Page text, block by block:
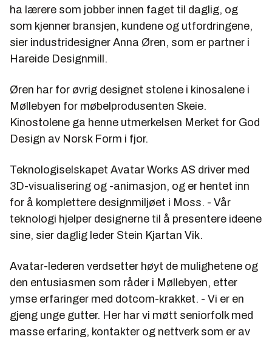
ha lærere som jobber innen faget til daglig, og
som kjenner bransjen, kundene og utfordringene,
sier industridesigner Anna Øren, som er partner i
Hareide Designmill.
Øren har for øvrig designet stolene i kinosalene i
Møllebyen for møbelprodusenten Skeie.
Kinostolene ga henne utmerkelsen Merket for God
Design av Norsk Form i fjor.
Teknologiselskapet Avatar Works AS driver med
3D-visualisering og -animasjon, og er hentet inn
for å komplettere designmiljøet i Moss. - Vår
teknologi hjelper designerne til å presentere ideene
sine, sier daglig leder Stein Kjartan Vik.
Avatar-lederen verdsetter høyt de mulighetene og
den entusiasmen som råder i Møllebyen, etter
ymse erfaringer med dotcom-krakket. - Vi er en
gjeng unge gutter. Her har vi møtt seniorfolk med
masse erfaring, kontakter og nettverk som er av